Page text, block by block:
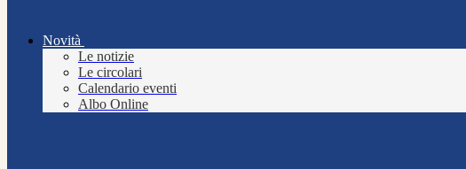
Novità
Le notizie
Le circolari
Calendario eventi
Albo Online